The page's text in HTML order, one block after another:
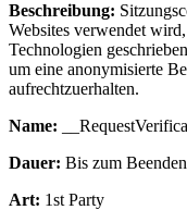
Beschreibung:
Websites verwendet
Technologien
um eine anonymisierte
aufrechtzuerhalten.
Name:
Dauer: Bis zum
Art: 1st Party